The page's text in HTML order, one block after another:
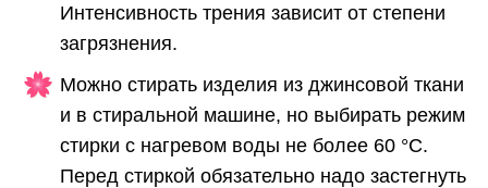
Интенсивность трения зависит от степени
загрязнения.
Можно стирать изделия из джинсовой ткани
и в стиральной машине, но выбирать режим
стирки с нагревом воды не более 60 °С.
Перед стиркой обязательно надо застегнуть